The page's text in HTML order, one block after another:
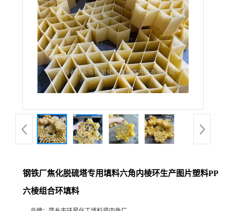
钢铁厂焦化脱硫塔专用填料六角内棱环生产图片塑料PP
六棱组合环填料